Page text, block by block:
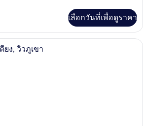
เลือกวันที่เพื่อดูราคา
ยง, วิวภูเขา